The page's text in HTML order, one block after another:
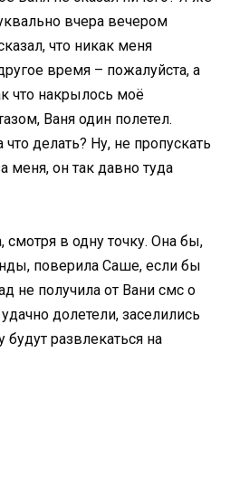
вчера вечером
что никак меня
время – пожалуйста, а
что накрылось моё
Ваня один полетел.
что делать? Ну, не пропускать
меня, он так давно туда
смотря в одну точку. Она бы,
поверила Саше, если бы
не получила от Вани смс о
долетели, заселились
будут развлекаться на